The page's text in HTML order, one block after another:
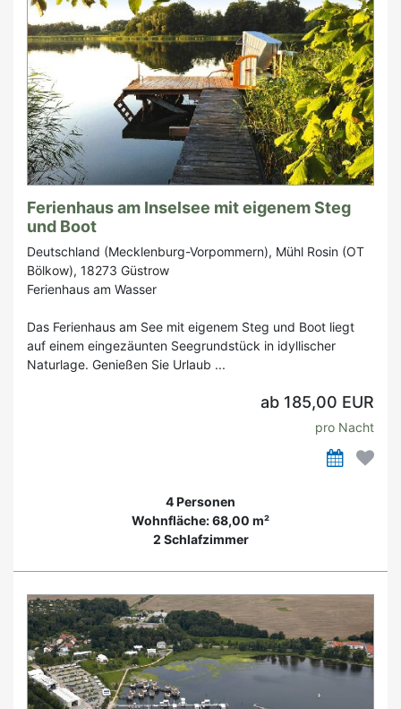
Ferienhaus am Inselsee mit eigenem Steg
und Boot
Deutschland (Mecklenburg-Vorpommern), Mühl Rosin (OT
Bölkow), 18273 Güstrow
Ferienhaus am Wasser
Das Ferienhaus am See mit eigenem Steg und Boot liegt
auf einem eingezäunten Seegrundstück in idyllischer
Naturlage. Genießen Sie Urlaub ...
ab 185,00 EUR
pro Nacht
4 Personen
Wohnfläche: 68,00 m²
2 Schlafzimmer